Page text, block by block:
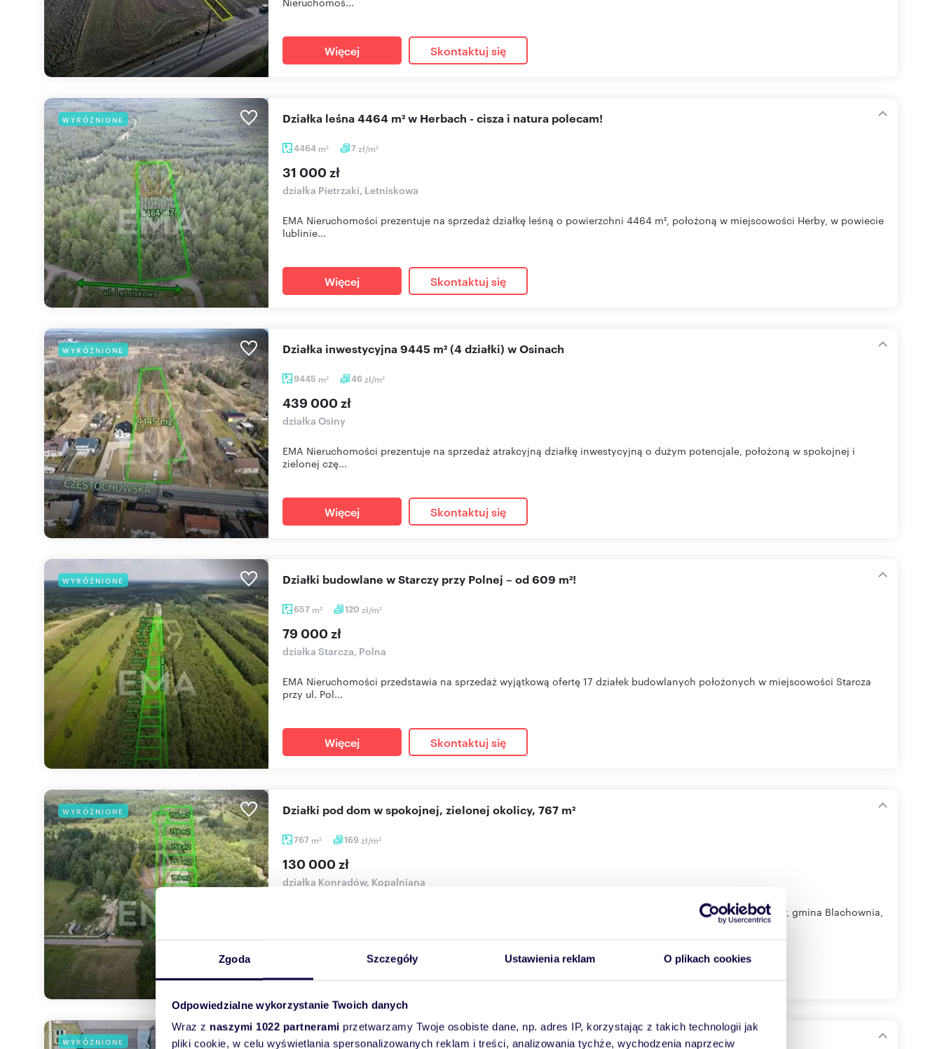
Zgoda Szczegóły Ustawienia reklam O plikach cookies
Odpowiedzialne wykorzystanie Twoich danych
Wraz z naszymi 1022 partnerami przetwarzamy Twoje osobiste dane, np. adres IP, korzystając z takich technologii jak
pliki cookie, w celu wyświetlania spersonalizowanych reklam i treści, analizowania tychże, wychodzenia naprzeciw
Więcej Skontaktuj się
WYRÓŻNIONE
4464 m2 7zł/m2
Działka leśna 4464 m² w Herbach - cisza i natura polecam!
31 000 zł
działka Pietrzaki, Letniskowa
EMA Nieruchomości prezentuje na sprzedaż działkę leśną o powierzchni 4464 m², położoną w miejscowości Herby, w powiecie
lublinie...
Więcej Skontaktuj się
WYRÓŻNIONE
9445 m2 46zł/m2
Działka inwestycyjna 9445 m² (4 działki) w Osinach
439 000 zł
działka Osiny
EMA Nieruchomości prezentuje na sprzedaż atrakcyjną działkę inwestycyjną o dużym potencjale, położoną w spokojnej i
zielonej czę...
Więcej Skontaktuj się
WYRÓŻNIONE
657 m2 120 zł/m2
Działki budowlane w Starczy przy Polnej – od 609 m²!
79 000 zł
działka Starcza, Polna
EMA Nieruchomości przedstawia na sprzedaż wyjątkową ofertę 17 działek budowlanych położonych w miejscowości Starcza
przy ul. Pol...
Więcej Skontaktuj się
WYRÓŻNIONE
767 m2 169zł/m2
Działki pod dom w spokojnej, zielonej okolicy, 767 m²
130 000 zł
działka Konradów, Kopalniana
EMA Nieruchomości prezentuje na sprzedaż 8 atrakcyjnych działek położonych w miejscowości Konradów, gmina Blachownia,
WYRÓŻNIONE Działka budowlana z szerokim frontem w Rędzinach - polecam!